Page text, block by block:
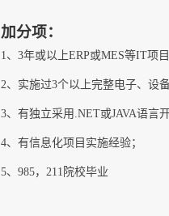
加分项：
1、3年或以上ERP或MES等IT项
2、实施过3个以上完整电子、设
3、有独立采用.NET或JAVA语言
4、有信息化项目实施经验；
5、985，211院校毕业